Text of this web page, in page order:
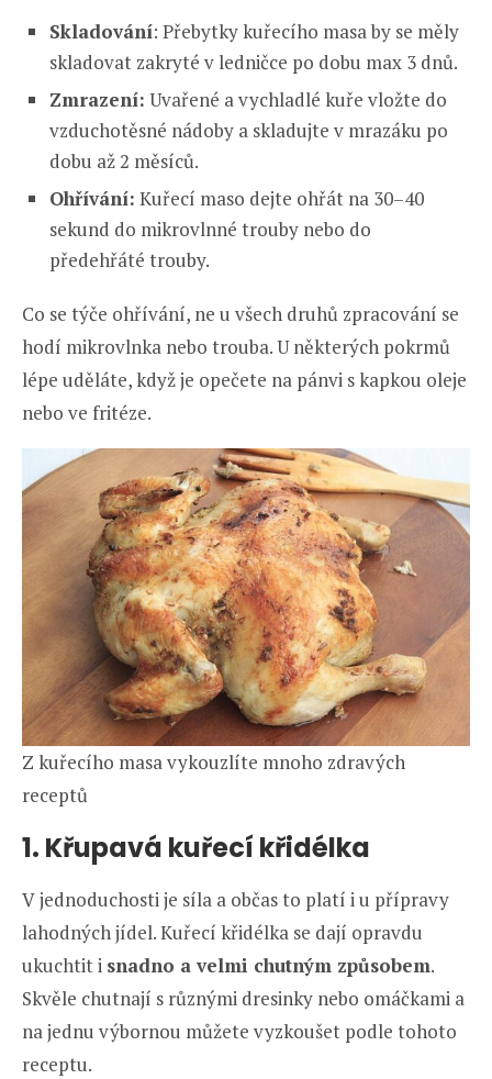
Skladování: Přebytky kuřecího masa by se měly
skladovat zakryté v ledničce po dobu max 3 dnů.
Zmrazení: Uvařené a vychladlé kuře vložte do
vzduchotěsné nádoby a skladujte v mrazáku po
dobu až 2 měsíců.
Ohřívání: Kuřecí maso dejte ohřát na 30–40
sekund do mikrovlnné trouby nebo do
předehřáté trouby.
Co se týče ohřívání, ne u všech druhů zpracování se
hodí mikrovlnka nebo trouba. U některých pokrmů
lépe uděláte, když je opečete na pánvi s kapkou oleje
nebo ve fritéze.
Z kuřecího masa vykouzlíte mnoho zdravých
receptů
1. Křupavá kuřecí křidélka
V jednoduchosti je síla a občas to platí i u přípravy
lahodných jídel. Kuřecí křidélka se dají opravdu
ukuchtit i snadno a velmi chutným způsobem.
Skvěle chutnají s různými dresinky nebo omáčkami a
na jednu výbornou můžete vyzkoušet podle tohoto
receptu.